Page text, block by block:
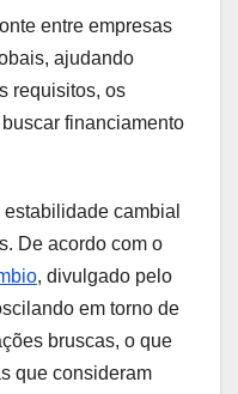
entre empresas
ajudando
requisitos, os
financiamento
cambial
De acordo com o
, divulgado pelo
em torno de
bruscas, o que
que consideram